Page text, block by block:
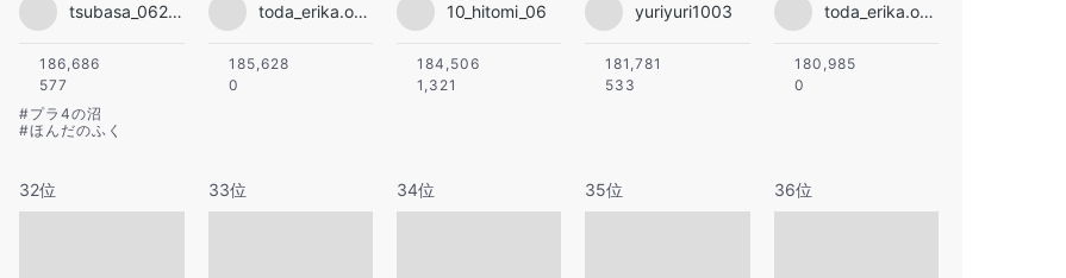
tsubasa_0627official
186,686
577
#プラ4の沼
#ほんだのふく
toda_erika.official
185,628
0
10_hitomi_06
184,506
1,321
yuriyuri1003
181,781
533
toda_erika.official
180,985
0
32位 33位 34位 35位 36位